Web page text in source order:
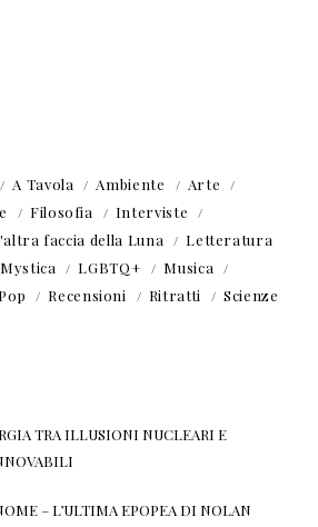
A Tavola Ambiente
Arte
Filosofia
Interviste
faccia della Luna
Letteratura
LGBTQ+
Musica
Pop Recensioni Ritratti
Scienze
TRA ILLUSIONI NUCLEARI E
– L’ULTIMA EPOPEA DI NOLAN